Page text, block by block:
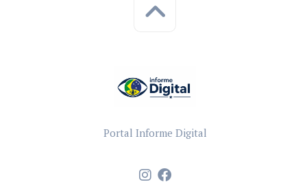
Portal Informe Digital